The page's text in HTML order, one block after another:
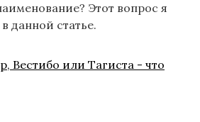
Этот вопрос я
данной статье.